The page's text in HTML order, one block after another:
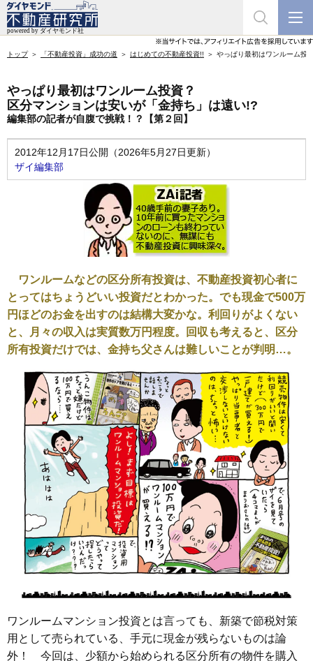
トップ 「不動産投資」成功の道 はじめての不動産投資!! やっぱり最初はワンルーム投
やっぱり最初はワンルーム投資？
区分マンションは安いが「金持ち」は遠い!?
編集部の記者が自腹で挑戦！？【第２回】
2012年12月17日公開（2026年5月27日更新）
ザイ編集部
ワンルームなどの区分所有投資は、不動産投資初心者に
とってはちょうどいい投資だとわかった。でも現金で500万
円ほどのお金を出すのは結構大変かな。利回りがよくない
と、月々の収入は実質数万円程度。回収も考えると、区分
所有投資だけでは、金持ち父さんは難しいことが判明…。
ワンルームマンション投資とは言っても、新築で節税対策
用として売られている、手元に現金が残らないものは論
外！ 今回は、少額から始められる区分所有の物件を購入